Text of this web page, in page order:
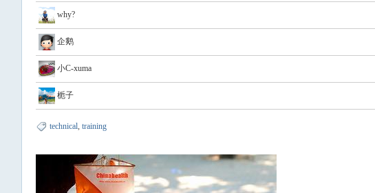
why?
企鹅
小C-xuma
栀子
technical, training